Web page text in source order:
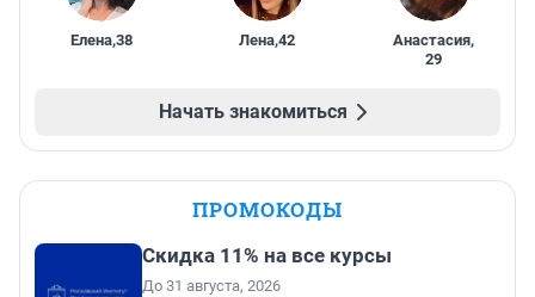
Елена,38 Лена,42 Анастасия,
29
Начать знакомиться
ПРОМОКОДЫ
Скидка 11% на все курсы
До 31 августа, 2026